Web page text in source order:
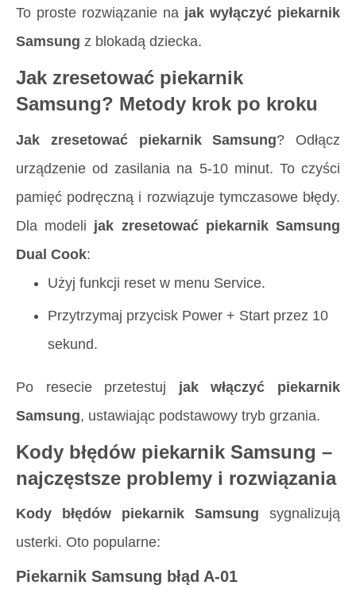
To proste rozwiązanie na jak wyłączyć piekarnik
Samsung z blokadą dziecka.
Jak zresetować piekarnik
Samsung? Metody krok po kroku
Jak zresetować piekarnik Samsung? Odłącz
urządzenie od zasilania na 5-10 minut. To czyści
pamięć podręczną i rozwiązuje tymczasowe błędy.
Dla modeli jak zresetować piekarnik Samsung
Dual Cook:
Użyj funkcji reset w menu Service.
Przytrzymaj przycisk Power + Start przez 10
sekund.
Po resecie przetestuj jak włączyć piekarnik
Samsung, ustawiając podstawowy tryb grzania.
Kody błędów piekarnik Samsung –
najczęstsze problemy i rozwiązania
Kody błędów piekarnik Samsung sygnalizują
usterki. Oto popularne:
Piekarnik Samsung błąd A-01